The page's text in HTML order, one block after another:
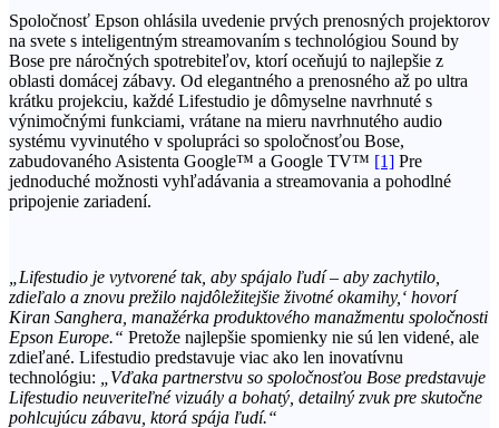
Spoločnosť Epson ohlásila uvedenie prvých prenosných projektorov
na svete s inteligentným streamovaním s technológiou Sound by
Bose pre náročných spotrebiteľov, ktorí oceňujú to najlepšie z
oblasti domácej zábavy. Od elegantného a prenosného až po ultra
krátku projekciu, každé Lifestudio je dômyselne navrhnuté s
výnimočnými funkciami, vrátane na mieru navrhnutého audio
systému vyvinutého v spolupráci so spoločnosťou Bose,
zabudovaného Asistenta Google™ a Google TV™ [1] Pre
jednoduché možnosti vyhľadávania a streamovania a pohodlné
pripojenie zariadení.
„Lifestudio je vytvorené tak, aby spájalo ľudí – aby zachytilo,
zdieľalo a znovu prežilo najdôležitejšie životné okamihy,‘ hovorí
Kiran Sanghera, manažérka produktového manažmentu spoločnosti
Epson Europe.“ Pretože najlepšie spomienky nie sú len videné, ale
zdieľané. Lifestudio predstavuje viac ako len inovatívnu
technológiu:
„Vďaka partnerstvu so spoločnosťou Bose predstavuje
Lifestudio neuveriteľné vizuály a bohatý, detailný zvuk pre skutočne
pohlcujúcu zábavu, ktorá spája ľudí.“